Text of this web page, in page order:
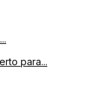
para...